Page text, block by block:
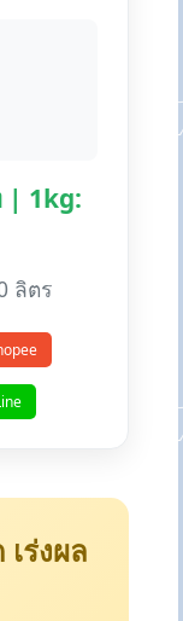
| 1kg:
ลิตร
ร่งผล